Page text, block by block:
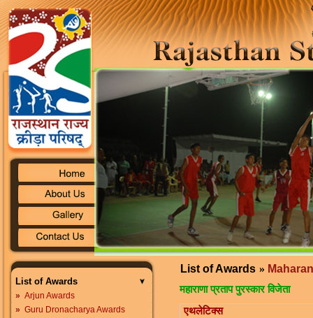
List of Awards
» Arjun Awards
» Guru Dronacharya Awards
List of Awards »
महाराणा प्रताप पुरस्कार विजेता
एथलेटिक्स